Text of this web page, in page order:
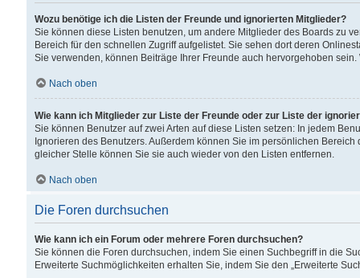
Wozu benötige ich die Listen der Freunde und ignorierten Mitglieder?
Sie können diese Listen benutzen, um andere Mitglieder des Boards zu
Bereich für den schnellen Zugriff aufgelistet. Sie sehen dort deren
Sie verwenden, können Beiträge Ihrer Freunde auch hervorgehoben
Nach oben
Wie kann ich Mitglieder zur Liste der Freunde oder zur Liste der
Sie können Benutzer auf zwei Arten auf diese Listen setzen: In jedem
Ignorieren des Benutzers. Außerdem können Sie im persönlichen
gleicher Stelle können Sie sie auch wieder von den Listen entfernen.
Nach oben
Die Foren durchsuchen
Wie kann ich ein Forum oder mehrere Foren durchsuchen?
Sie können die Foren durchsuchen, indem Sie einen Suchbegriff in die
Erweiterte Suchmöglichkeiten erhalten Sie, indem Sie den „Erweiterte